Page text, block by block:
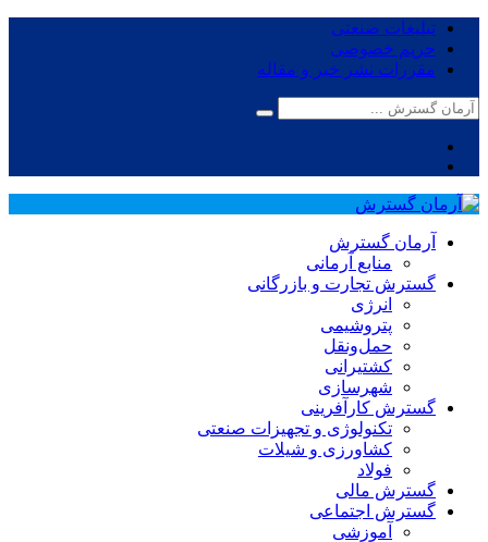
تبلیغات صنعتی
حریم خصوصی
مقررات نشر خبر و مقاله
آرمان گسترش
منابع آرمانی
گسترش تجارت و بازرگانی
انرژی
پتروشیمی
حمل‌و‌نقل
کشتیرانی
شهرسازی
گسترش کارآفرینی
تکنولوژی و تجهیزات صنعتی
کشاورزی و شیلات
فولاد
گسترش مالی
گسترش اجتماعی
آموزشی